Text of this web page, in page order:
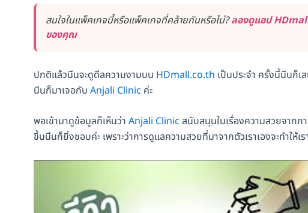
สนใจในแพ็คเกจนี้หรือแพ็คเกจที่คล้ายกันหรือไม่?ลองดูแอป
ของคุณ
ปกติแล้วนีนจะดูดีลความงามบน HDmall.co.th เป็นประจำ ครั้งนี้นีนก็
นีนก็มาเจอกับ Anjali Clinic ค่ะ
พอเข้ามาดูข้อมูลก็เห็นว่า Anjali Clinic สนับสนุนในเรื่องความสวยจาก
ขึ้นนีนก็ยิ่งชอบค่ะ เพราะว่าการดูแลความสวยที่มาจากตัวเราเองจะทำให้เ